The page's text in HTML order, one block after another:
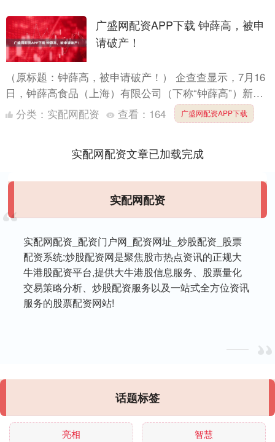
广盛网配资APP下载 钟薛高，被申
请破产！
（原标题：钟薛高，被申请破产！） 企查查显示，7月16
日，钟薛高食品（上海）有限公司（下称“钟薛高”）新增
破产审查案件，申请人为上海臻料贸易有限公司，经办法
分类： 实配网配资 查看： 164 广盛网配资APP下载
实配网配资文章已加载完成
实配网配资
实配网配资_配资门户网_配资网址_炒股配资_股票
配资系统:炒股配资网是聚焦股市热点资讯的正规大
牛港股配资平台,提供大牛港股信息服务、股票量化
交易策略分析、炒股配资服务以及一站式全方位资讯
服务的股票配资网站!
话题标签
亮相 智慧